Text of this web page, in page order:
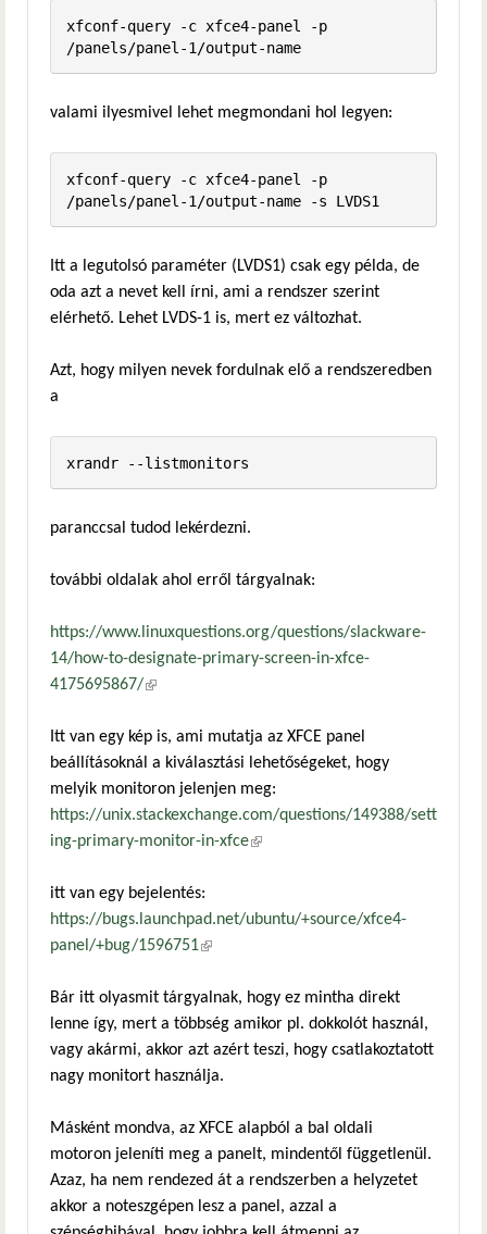
xfconf-query -c xfce4-panel -p
/panels/panel-1/output-name
valami ilyesmivel lehet megmondani hol legyen:
xfconf-query -c xfce4-panel -p
/panels/panel-1/output-name -s LVDS1
Itt a legutolsó paraméter (LVDS1) csak egy példa, de
oda azt a nevet kell írni, ami a rendszer szerint
elérhető. Lehet LVDS-1 is, mert ez változhat.
Azt, hogy milyen nevek fordulnak elő a rendszeredben
a
xrandr --listmonitors
paranccsal tudod lekérdezni.
további oldalak ahol erről tárgyalnak:
https://www.linuxquestions.org/questions/slackware-
14/how-to-designate-primary-screen-in-xfce-
4175695867/(külső hivatkozás)
Itt van egy kép is, ami mutatja az XFCE panel
beállításoknál a kiválasztási lehetőségeket, hogy
melyik monitoron jelenjen meg:
https://unix.stackexchange.com/questions/149388/sett
ing-primary-monitor-in-xfce(külső hivatkozás)
itt van egy bejelentés:
https://bugs.launchpad.net/ubuntu/+source/xfce4-
panel/+bug/1596751(külső hivatkozás)
Bár itt olyasmit tárgyalnak, hogy ez mintha direkt
lenne így, mert a többség amikor pl. dokkolót használ,
vagy akármi, akkor azt azért teszi, hogy csatlakoztatott
nagy monitort használja.
Másként mondva, az XFCE alapból a bal oldali
motoron jeleníti meg a panelt, mindentől függetlenül.
Azaz, ha nem rendezed át a rendszerben a helyzetet
akkor a noteszgépen lesz a panel, azzal a